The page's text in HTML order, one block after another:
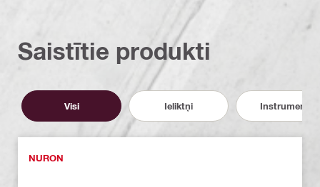
Saistītie produkti
Visi Ieliktņi Instrumenti
NURON